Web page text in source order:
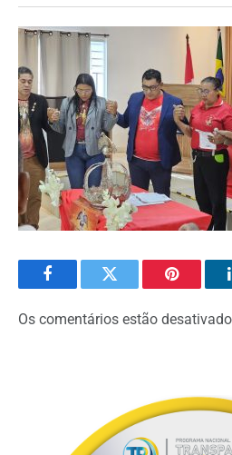
FacebookTwitter Pinterest
Os comentários estão